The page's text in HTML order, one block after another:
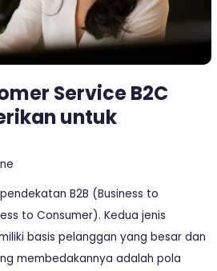
Service B2C
untuk
B2B (Business to
to Consumer). Kedua jenis
basis pelanggan yang besar dan
membedakannya adalah pola